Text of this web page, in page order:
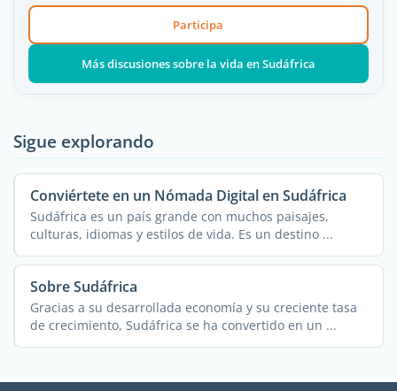
Participa
Más discusiones sobre la vida en Sudáfrica
Sigue explorando
Conviértete en un Nómada Digital en Sudáfrica
Sudáfrica es un país grande con muchos paisajes,
culturas, idiomas y estilos de vida. Es un destino ...
Sobre Sudáfrica
Gracias a su desarrollada economía y su creciente tasa
de crecimiento, Sudáfrica se ha convertido en un ...